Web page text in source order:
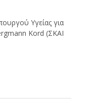
Υγείας για
Kord (ΣΚΑΙ